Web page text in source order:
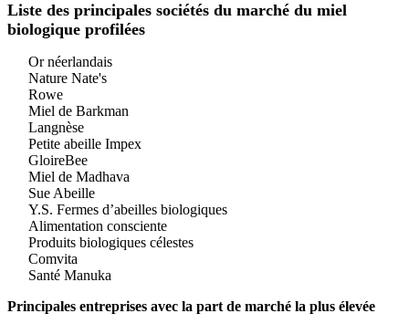
Liste des principales sociétés du marché du miel
biologique profilées
Or néerlandais
Nature Nate's
Rowe
Miel de Barkman
Langnèse
Petite abeille Impex
GloireBee
Miel de Madhava
Sue Abeille
Y.S. Fermes d’abeilles biologiques
Alimentation consciente
Produits biologiques célestes
Comvita
Santé Manuka
Principales entreprises avec la part de marché la plus élevée